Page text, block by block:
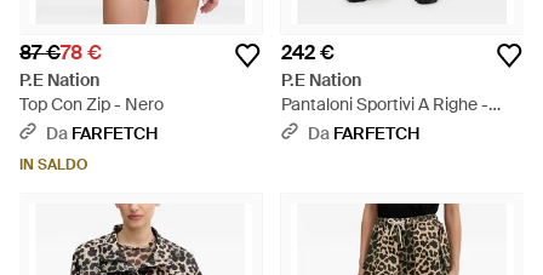
87 €78 €
P.E Nation
Top Con Zip - Nero
Da FARFETCH
IN SALDO
242 €
P.E Nation
Pantaloni Sportivi A Righe -
NeroDa FARFETCH